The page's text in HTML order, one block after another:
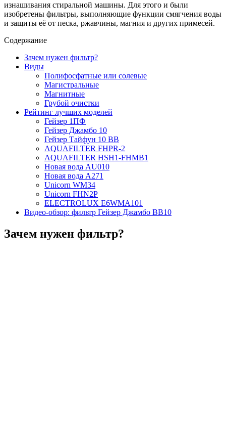
изнашивания стиральной машины. Для этого и были
изобретены фильтры, выполняющие функции смягчения воды
и защиты её от песка, ржавчины, магния и других примесей.
Содержание
Зачем нужен фильтр?
Виды
Полифосфатные или солевые
Магистральные
Магнитные
Грубой очистки
Рейтинг лучших моделей
Гейзер 1ПФ
Гейзер Джамбо 10
Гейзер Тайфун 10 ВВ
AQUAFILTER FHPR-2
AQUAFILTER HSH1-FHMB1
Новая вода AU010
Новая вода А271
Unicorn WM34
Unicorn FHN2P
ELECTROLUX E6WMA101
Видео-обзор: фильтр Гейзер Джамбо BB10
Зачем нужен фильтр?